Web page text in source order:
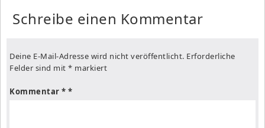
Schreibe einen Kommentar
Deine E-Mail-Adresse wird nicht veröffentlicht. Erforderliche
Felder sind mit * markiert
Kommentar *